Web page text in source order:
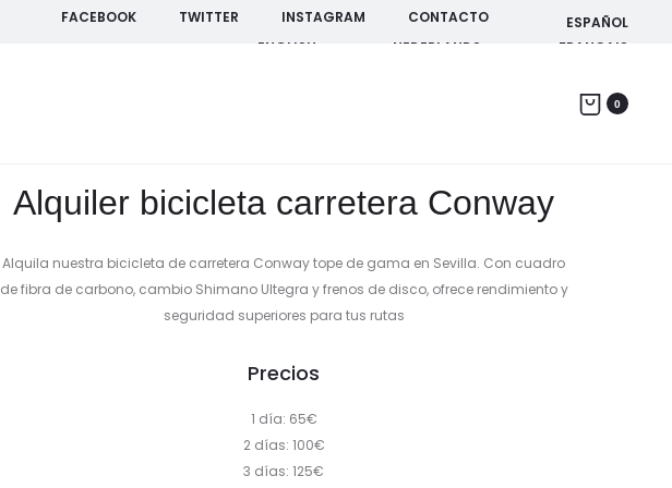
FACEBOOK TWITTER INSTAGRAM CONTACTO
ESPAÑOL
ENGLISH
NEDERLANDS FRANÇAIS
0
TOUR
EN
ALQUILER
DE
Alquiler bicicleta carretera Conway
Alquila nuestra bicicleta de carretera Conway tope de gama en Sevilla. Con cuadro
de fibra de carbono, cambio Shimano Ultegra y frenos de disco, ofrece rendimiento y
seguridad superiores para tus rutas
Precios
1 día: 65€
2 días: 100€
3 días: 125€